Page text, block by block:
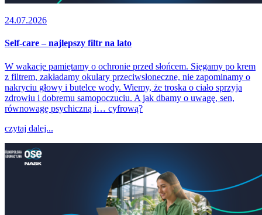
24.07.2026
Self-care – najlepszy filtr na lato
W wakacje pamiętamy o ochronie przed słońcem. Sięgamy po krem
z filtrem, zakładamy okulary przeciwsłoneczne, nie zapominamy o
nakryciu głowy i butelce wody. Wiemy, że troska o ciało sprzyja
zdrowiu i dobremu samopoczuciu. A jak dbamy o uwagę, sen,
równowagę psychiczną i… cyfrową?
czytaj dalej...